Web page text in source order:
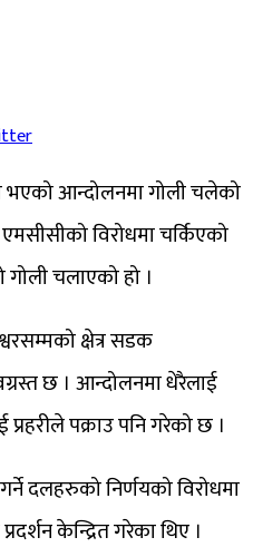
भएको आन्दोलनमा गोली चलेको
विरोधमा चर्किएको
चलाएको हो ।
क्षेत्र सडक
छ । आन्दोलनमा धेरैलाई
पक्राउ पनि गरेको छ ।
दलहरुको निर्णयको विरोधमा
केन्द्रित गरेका थिए ।